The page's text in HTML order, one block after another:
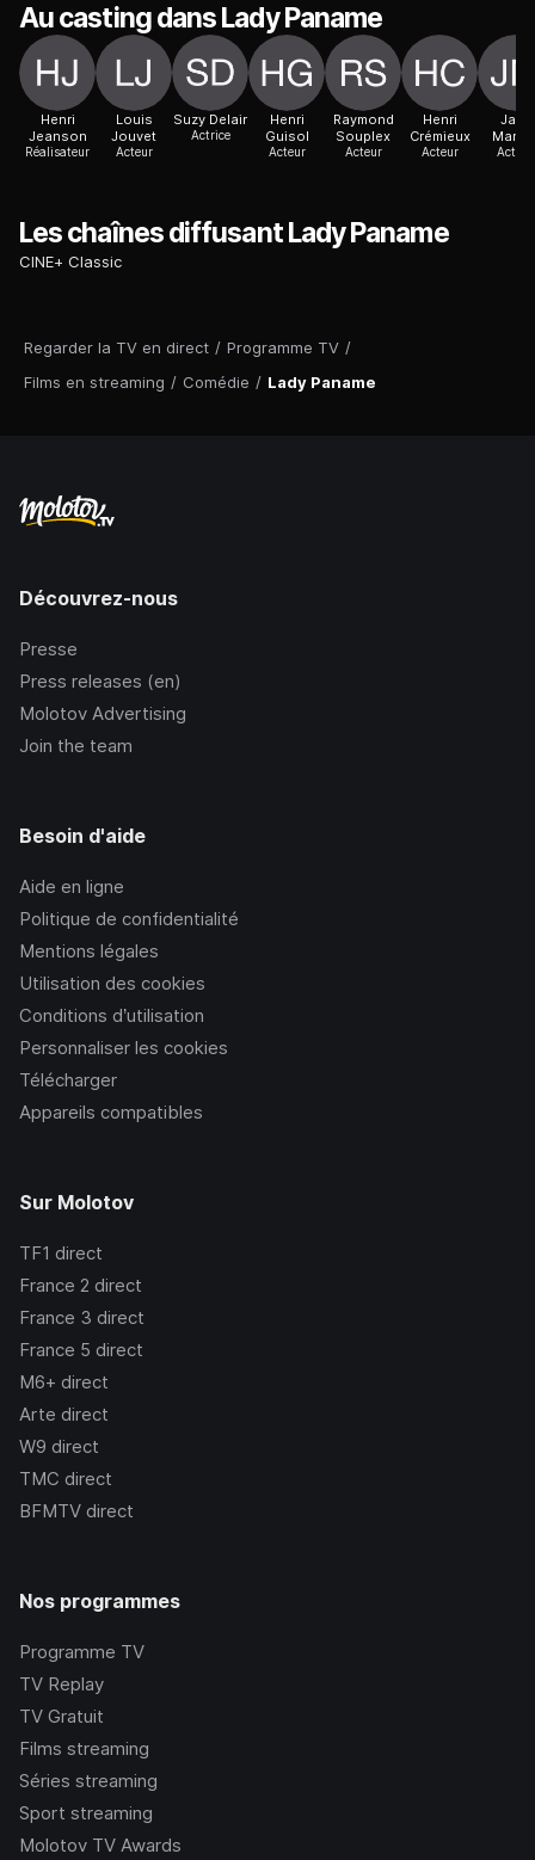
Regarder la TV en direct / Programme TV /
Films en streaming / Comédie / Lady Paname
Au casting dans Lady Paname
Henri
Jeanson
Réalisateur
Louis
Jouvet
Acteur
Suzy Delair
Actrice
Henri
Guisol
Acteur
Raymond
Souplex
Acteur
Henri
Crémieux
Acteur
Jane
Actrice
Les chaînes diffusant Lady Paname
CINE+ Classic
Découvrez-nous
Presse
Press releases (en)
Molotov Advertising
Join the team
Besoin d'aide
Aide en ligne
Politique de confidentialité
Mentions légales
Utilisation des cookies
Conditions d’utilisation
Personnaliser les cookies
Télécharger
Appareils compatibles
Sur Molotov
TF1 direct
France 2 direct
France 3 direct
France 5 direct
M6+ direct
Arte direct
W9 direct
TMC direct
BFMTV direct
Nos programmes
Programme TV
TV Replay
TV Gratuit
Films streaming
Séries streaming
Sport streaming
Molotov TV Awards